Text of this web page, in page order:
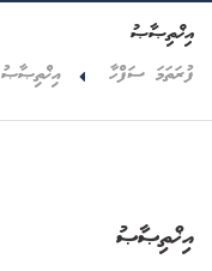
އިޚްތިޞާޞު
ފުރަތަމަ ސަފްހާ އިޚްތިޞާޞު
އިޚްތިޞާޞު